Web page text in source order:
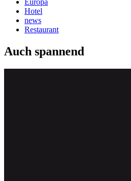
Europa
Hotel
news
Restaurant
Auch spannend